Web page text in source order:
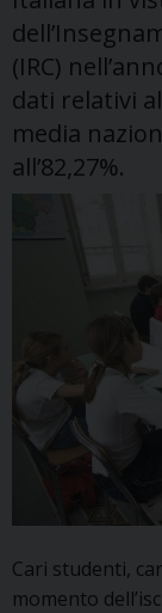
(IRC)
dati relativi
media
all’82,27%.
Cari studenti,
momento